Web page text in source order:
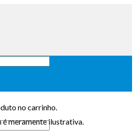
no carrinho.
é meramente ilustrativa.